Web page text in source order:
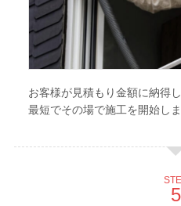
お客様が見積もり金額に納得
最短でその場で施工を開始しま